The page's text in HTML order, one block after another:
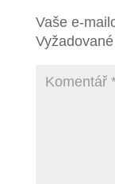
Vaše e-